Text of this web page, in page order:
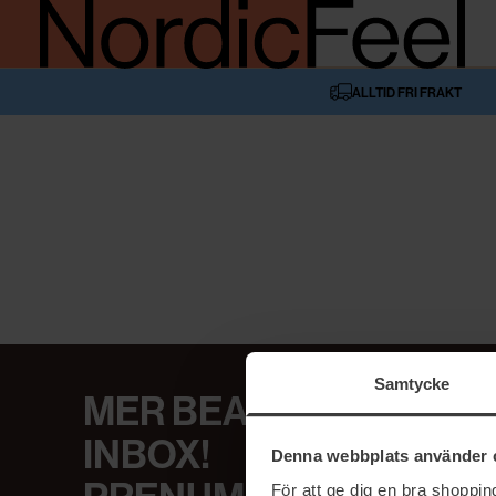
Samtycke
Denna webbplats använder
För att ge dig en bra
ALLTID FRI FRAKT
MER BEAUTY I DIN
INBOX!